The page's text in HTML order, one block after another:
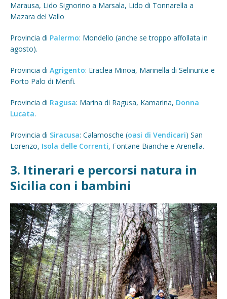
Marausa, Lido Signorino a Marsala, Lido di Tonnarella a
Mazara del Vallo
Provincia di Palermo: Mondello (anche se troppo affollata in
agosto).
Provincia di Agrigento: Eraclea Minoa, Marinella di Selinunte e
Porto Palo di Menfi.
Provincia di Ragusa: Marina di Ragusa, Kamarina, Donna
Lucata.
Provincia di Siracusa: Calamosche (oasi di Vendicari) San
Lorenzo, Isola delle Correnti, Fontane Bianche e Arenella.
3. Itinerari e percorsi natura in
Sicilia con i bambini